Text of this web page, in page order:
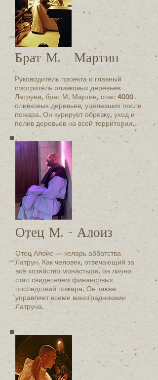
Брат М. - Мартин
Руководитель проекта и главный
смотритель оливковых деревьев
Латруна, брат М. Мартин, спас 4000
оливковых деревьев, уцелевших после
пожара. Он курирует обрезку, уход и
полив деревьев на всей территории.
Отец М. - Алоиз
Отец Алоис — келарь аббатства
Латрун. Как человек, отвечающий за
всё хозяйство монастыря, он лично
стал свидетелем финансовых
последствий пожара. Он также
управляет всеми виноградниками
Латруна.